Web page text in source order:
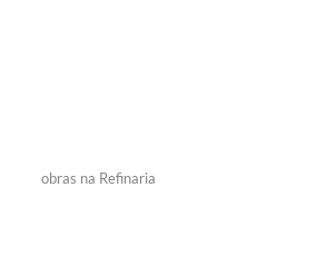
obras na Refinaria